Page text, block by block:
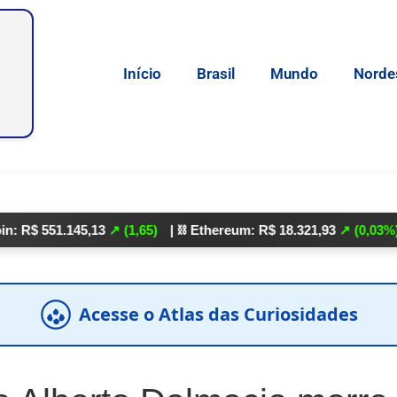
Início Brasil Mundo
↗ (1,65) | ⛓️ Ethereum: R$ 18.321,93↗ (0,03%) | 🌕
Acesse o Atlas das Curiosidades